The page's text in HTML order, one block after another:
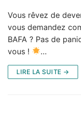
Vous rêvez de
vous demandez
BAFA ? Pas de
vous !
…
LIRE LA SUITE →